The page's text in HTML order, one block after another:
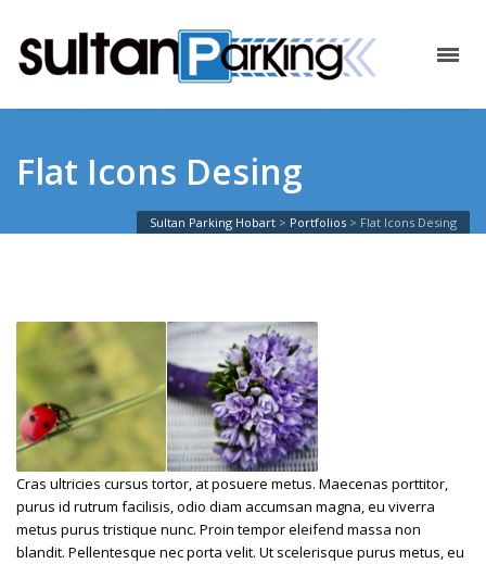
Flat Icons Desing
Sultan Parking Hobart > Portfolios > Flat Icons Desing
Cras ultricies cursus tortor, at posuere metus. Maecenas porttitor,
purus id rutrum facilisis, odio diam accumsan magna, eu viverra
metus purus tristique nunc. Proin tempor eleifend massa non
blandit. Pellentesque nec porta velit. Ut scelerisque purus metus, eu